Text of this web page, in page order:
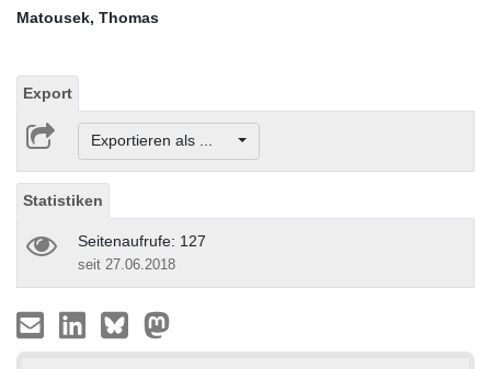
Matousek, Thomas
Export
Exportieren als ...
Statistiken
Seitenaufrufe: 127
seit 27.06.2018